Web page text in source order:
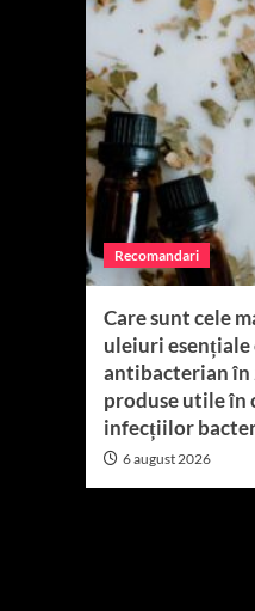
Recomandari
Care sunt cele
uleiuri esențiale
antibacterian în
produse utile în
infecțiilor
6 august 2026